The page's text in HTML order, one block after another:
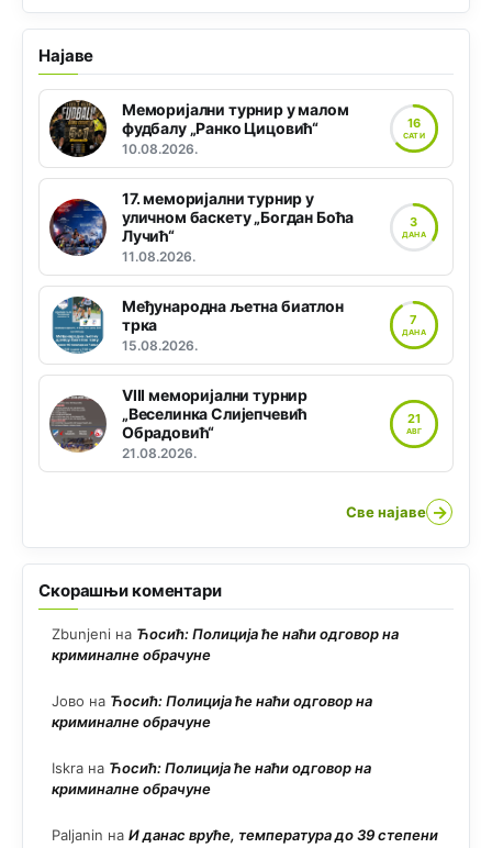
Најаве
Меморијални турнир у малом
фудбалу „Ранко Цицовић“
10.08.2026.
16
САТИ
17. меморијални турнир у
уличном баскету „Богдан Боћа
Лучић“
11.08.2026.
3
ДАНА
Међународна љетна биатлон
трка
15.08.2026.
7
ДАНА
VIII меморијални турнир
„Веселинка Слијепчевић
Обрадовић“
21.08.2026.
21
АВГ
Све најаве →
Скорашњи коментари
Zbunjeni на Ћосић: Полиција ће наћи одговор на
криминалне обрачуне
Јово на Ћосић: Полиција ће наћи одговор на
криминалне обрачуне
Iskra на Ћосић: Полиција ће наћи одговор на
криминалне обрачуне
Paljanin на И данас вруће, температура до 39 степени